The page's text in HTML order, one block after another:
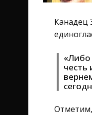
Канадец